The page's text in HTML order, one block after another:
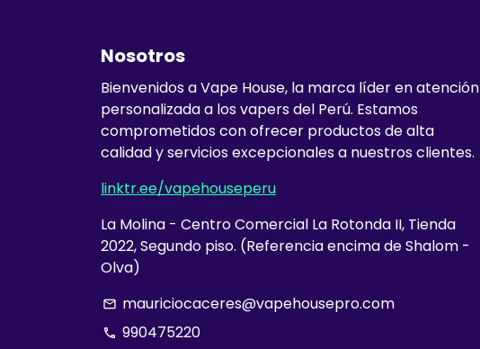
Nosotros
Bienvenidos a Vape House, la marca líder en atención
personalizada a los vapers del Perú. Estamos
comprometidos con ofrecer productos de alta
calidad y servicios excepcionales a nuestros clientes.
linktr.ee/vapehouseperu
La Molina - Centro Comercial La Rotonda II, Tienda
2022, Segundo piso. (Referencia encima de Shalom -
Olva)
email mauriciocaceres@vapehousepro.com
phone 990475220